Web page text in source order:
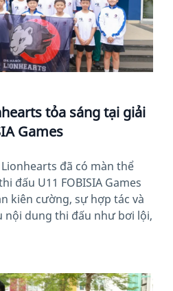
tỏa sáng tại giải
Games
đã có màn thể
đấu U11 FOBISIA Games
kiên cường, sự hợp tác và
dung thi đấu như bơi lội,